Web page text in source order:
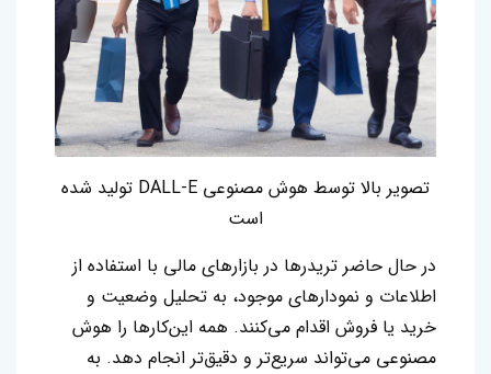
تصویر بالا توسط هوش مصنوعی DALL-E تولید شده
است
در حال حاضر تریدرها در بازارهای مالی با استفاده از
اطلاعات و نمودارهای موجود، به تحلیل وضعیت و
خرید یا فروش اقدام می‌کنند. همه این‌کارها را هوش
مصنوعی می‌تواند سریع‌تر و دقیق‌تر انجام دهد. به